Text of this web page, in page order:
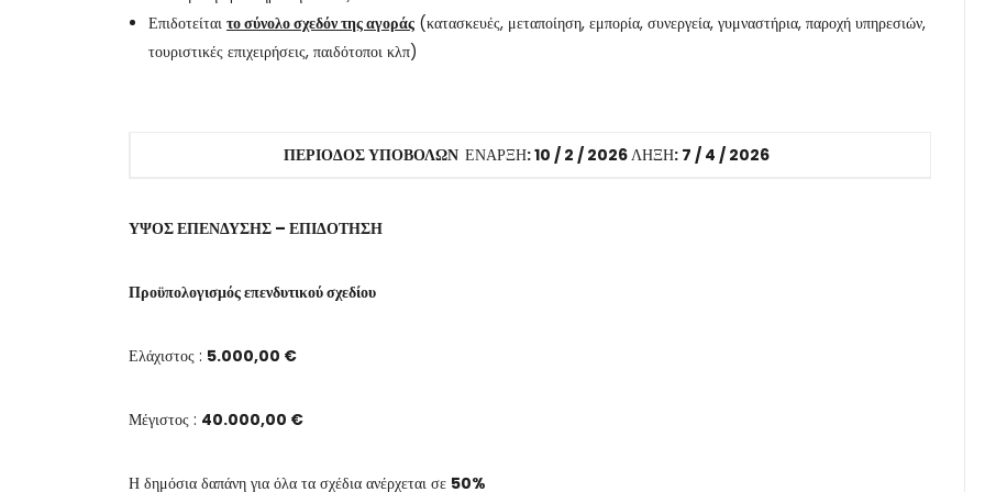
Επιδοτείται το σύνολο σχεδόν της αγοράς (κατασκευές, μεταποίηση, εμπορία, συνεργεία, γυμναστήρια, παροχή υπηρεσιών,
τουριστικές επιχειρήσεις, παιδότοποι κλπ)
ΠΕΡΙΟΔΟΣ ΥΠΟΒΟΛΩΝ ΕΝΑΡΞΗ: 10 / 2 / 2026ΛΗΞΗ: 7 / 4 / 2026
ΥΨΟΣ ΕΠΕΝΔΥΣΗΣ – ΕΠΙΔΟΤΗΣΗ
Προϋπολογισμός επενδυτικού σχεδίου
Ελάχιστος : 5.000,00 €
Μέγιστος : 40.000,00 €
Η δημόσια δαπάνη για όλα τα σχέδια ανέρχεται σε 50%